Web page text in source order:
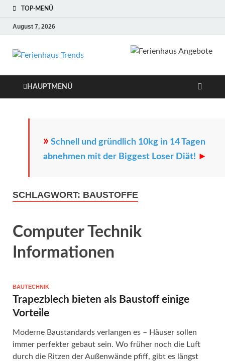
TOP-MENÜ
August 7, 2026
Ferienhaus
Trends
Ferienwohnungen in Europa
HAUPTMENÜ
» Schnell und gründlich 10kg in 14 Tagen
abnehmen mit der Biggest Loser Diät! ►
SCHLAGWORT: BAUSTOFFE
Computer Technik
Informationen
BAUTECHNIK
Trapezblech bieten als Baustoff einige
Vorteile
Moderne Baustandards verlangen es – Häuser sollen
immer perfekter gebaut sein. Wo früher noch die Luft
durch die Ritzen der Außenwände pfiff, gibt es längst